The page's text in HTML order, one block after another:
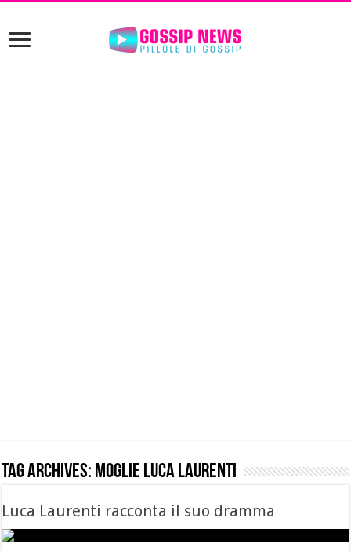
Tag Archives: moglie Luca Laurenti
Luca Laurenti racconta il suo dramma